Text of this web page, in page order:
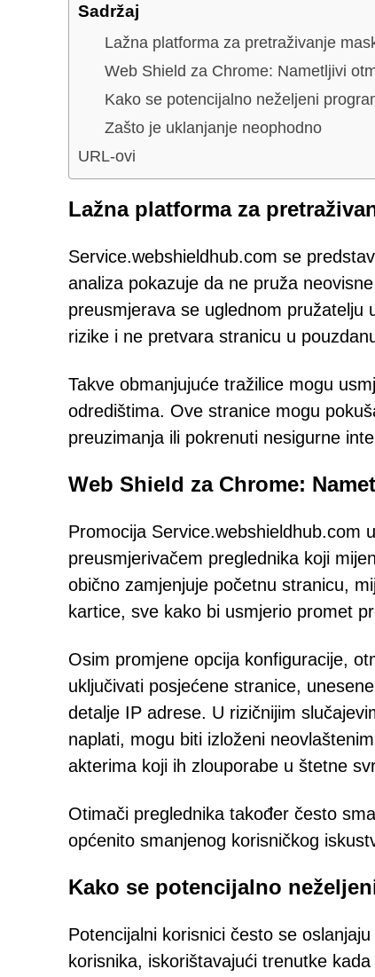
Sadržaj
Lažna platforma za pretraživanje
Web Shield za Chrome: Nametljivi
Kako se potencijalno neželjeni
Zašto je uklanjanje neophodno
URL-ovi
Lažna platforma za
Service.webshieldhub.com se
analiza pokazuje da ne pruža
preusmjerava se uglednom pružatelju
rizike i ne pretvara stranicu u
Takve obmanjujuće tražilice mogu
odredištima. Ove stranice mogu
preuzimanja ili pokrenuti nesigurne
Web Shield za Chrome:
Promocija Service.webshieldhub.com
preusmjerivačem preglednika koji
obično zamjenjuje početnu stranicu,
kartice, sve kako bi usmjerio promet
Osim promjene opcija konfiguracije,
uključivati posjećene stranice,
detalje IP adrese. U rizičnijim
naplati, mogu biti izloženi
akterima koji ih zlouporabe u štetne
Otimači preglednika također često
općenito smanjenog korisničkog
Kako se potencijalno
Potencijalni korisnici često se
korisnika, iskorištavajući trenutke